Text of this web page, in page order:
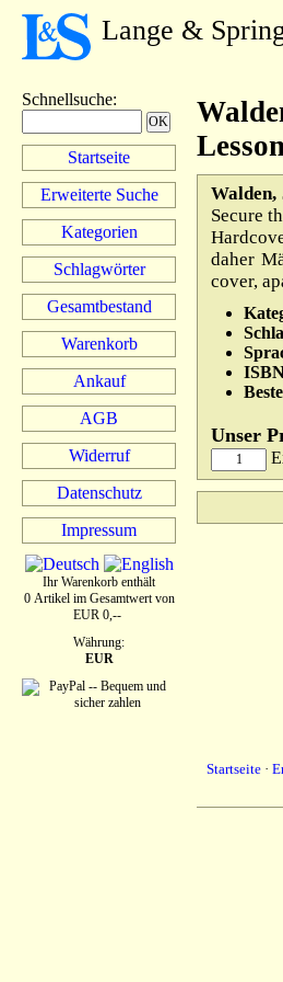
Lange &
Schnellsuche:
Startseite
Erweiterte Suche
Kategorien
Schlagwörter
Gesamtbestand
Warenkorb
Ankauf
AGB
Widerruf
Datenschutz
Impressum
Ihr Warenkorb enthält
0 Artikel im Gesamtwert von
EUR 0,--
Währung:
EUR
Walden,
Secure
daher
cover,
Unser
Startseite ·